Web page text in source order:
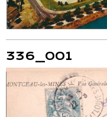
336_001